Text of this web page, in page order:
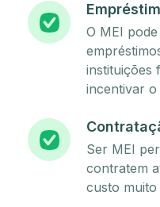
O MEI
instituições
incentivar
Ser MEI
contratem
custo